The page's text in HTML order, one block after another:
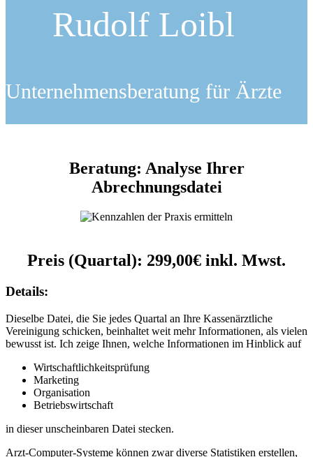
Rudolf Loibl
Unternehmensberatung für Ärzte
Beratung: Analyse Ihrer
Abrechnungsdatei
Preis (Quartal): 299,00€ inkl. Mwst.
Details:
Dieselbe Datei, die Sie jedes Quartal an Ihre Kassenärztliche
Vereinigung schicken, beinhaltet weit mehr Informationen, als vielen
bewusst ist. Ich zeige Ihnen, welche Informationen im Hinblick auf
Wirtschaftlichkeitsprüfung
Marketing
Organisation
Betriebswirtschaft
in dieser unscheinbaren Datei stecken.
Arzt-Computer-Systeme können zwar diverse Statistiken erstellen,